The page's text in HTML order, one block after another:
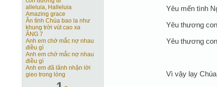
alleluia, Halleluia
Amazing grace
Ân tình Chúa bao la như
khung trời vút cao xa
ÂNG 7
Anh em chớ mắc nợ nhau
điều gì
Anh em chớ mắc nợ nhau
điều gì
Anh em đã lãnh nhận lời
gieo trong lòng
Yêu mến tình
Yêu thương con
Yêu thương
Vì vậy lạy